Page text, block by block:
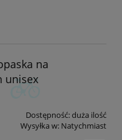
na
unisex
Dostępność:duża ilość
Wysyłka w: Natychmiast